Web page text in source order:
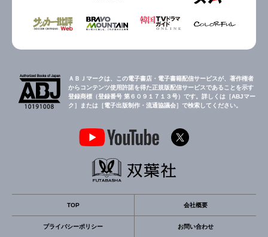
ＡＢＪマークは、この電子書店・電子書籍配信サービスが、著作権者
からコンテンツ使用許諾を得た正規版配信サービスであることを示す
登録商標（登録番号 第６０９１７１３号）です。詳しくは［ABJマー
ク］または［電子出版制作・流通協議会］で検索してください。
TOP 会社概要
プライバシーポリシー お問い合わせ